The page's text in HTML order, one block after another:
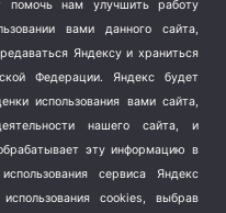
помочь нам улучшить работу
вами данного сайта,
Яндексу и храниться
Федерации. Яндекс будет
использования вами сайта,
нашего сайта, и
эту информацию в
сервиса Яндекс
cookies, выбрав